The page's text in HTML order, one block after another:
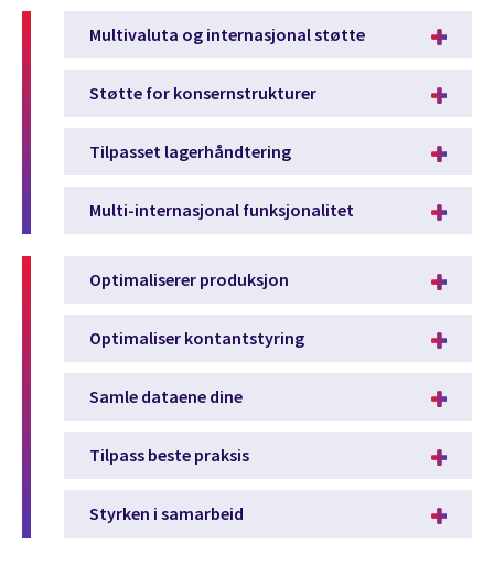
Multivaluta og internasjonal støtte
Støtte for konsernstrukturer
Tilpasset lagerhåndtering
Multi-internasjonal funksjonalitet
Optimaliserer produksjon
Optimaliser kontantstyring
Samle dataene dine
Tilpass beste praksis
Styrken i samarbeid